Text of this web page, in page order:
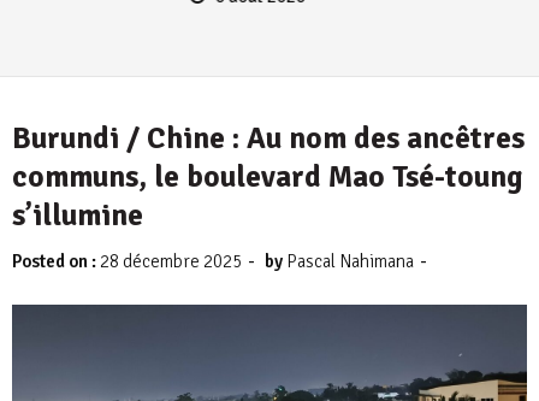
Burundi / Chine : Au nom des ancêtres
communs, le boulevard Mao Tsé-toung
s’illumine
Posted on : 28 décembre 2025 - by Pascal Nahimana -